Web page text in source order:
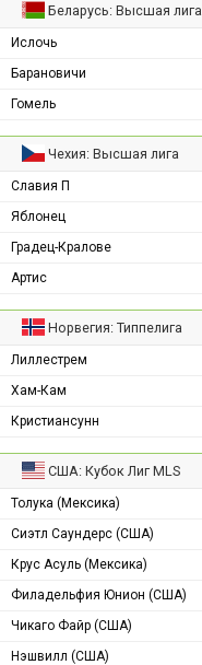
Беларусь: Высшая лига
Ислочь
Барановичи
Гомель
Чехия: Высшая лига
Славия П
Яблонец
Градец-Кралове
Артис
Норвегия: Типпелига
Лиллестрем
Хам-Кам
Кристиансунн
США: Кубок Лиг MLS
Толука (Мексика)
Сиэтл Саундерс (США)
Крус Асуль (Мексика)
Филадельфия Юнион (США)
Чикаго Файр (США)
Нэшвилл (США)